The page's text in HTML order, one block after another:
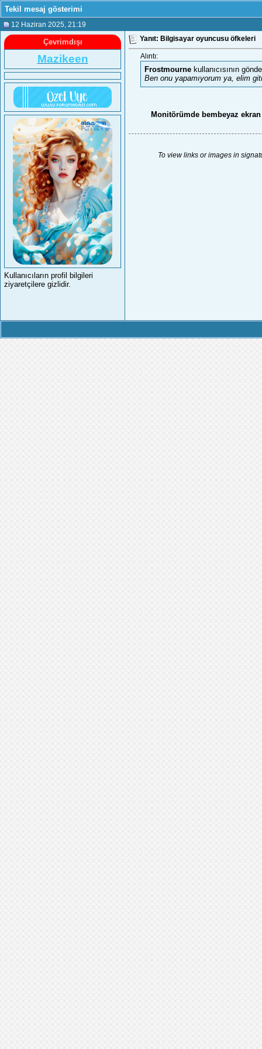
Tekil mesaj gösterimi
12 Haziran 2025 , 21:19
Çevrimdışı
Mazikeen
Kullanıcıların profil bilgileri
ziyaretçilere gizlidir.
Yanıt: Bilgisayar oyuncusu öfkeleri
Alıntı:
Frostmourne kullanıcısının
Ben onu yapamıyorum ya, elim
Monitörümde bembeyaz
To view links or images in